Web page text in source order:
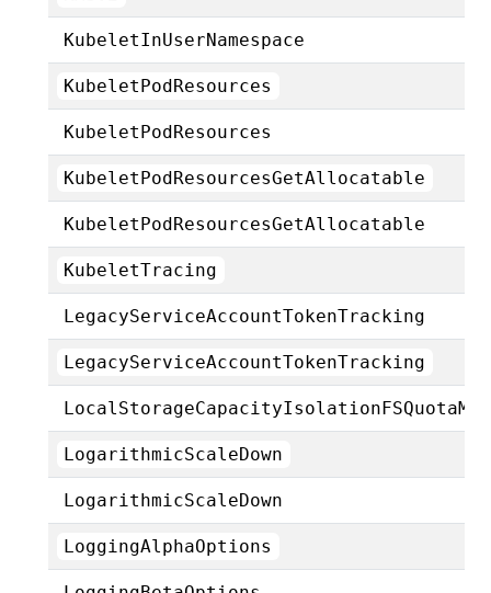
KubeletInUserNamespace
KubeletPodResources
KubeletPodResources
KubeletPodResourcesGetAllocatable
KubeletPodResourcesGetAllocatable
KubeletTracing
LegacyServiceAccountTokenTracking
LegacyServiceAccountTokenTracking
LogarithmicScaleDown
LogarithmicScaleDown
LoggingAlphaOptions